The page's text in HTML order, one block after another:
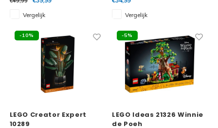
Overwatch
Speed Champions
Super Mario
Vergelijk
Vergelijk
-10%
LEGO Creator Expert
10289
-5%
LEGO Ideas 21326 Winnie
de Poeh